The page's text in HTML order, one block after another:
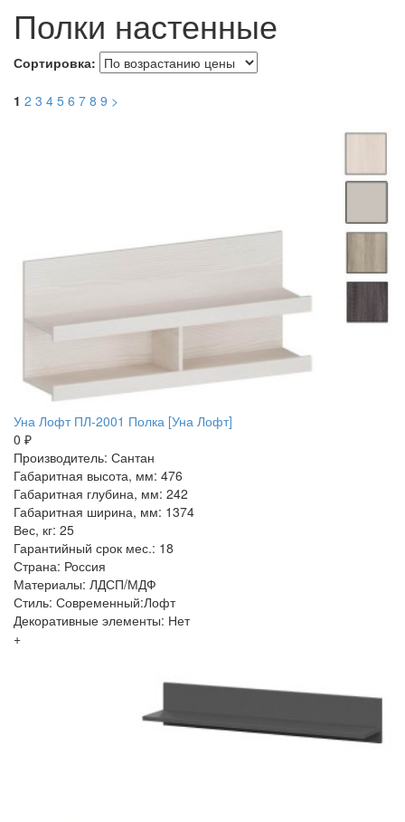
Полки настенные
Сортировка:
1 2 3 4 5 6 7 8 9 >
Уна Лофт ПЛ-2001 Полка [Уна Лофт]
0 ₽
Производитель: Сантан
Габаритная высота, мм: 476
Габаритная глубина, мм: 242
Габаритная ширина, мм: 1374
Вес, кг: 25
Гарантийный срок мес.: 18
Страна: Россия
Материалы: ЛДСП/МДФ
Стиль: Современный:Лофт
Декоративные элементы: Нет
+